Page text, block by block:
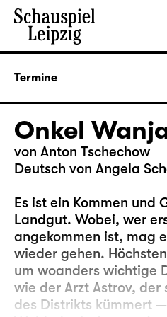
Termine
Onkel
von Anton Tschechow
Deutsch von Angela
Es ist ein Kommen und
Landgut. Wobei, wer
angekommen ist, mag
wieder gehen.
um woanders wichtige
wie der Arzt Astrov, der
des Distrikts kümmert